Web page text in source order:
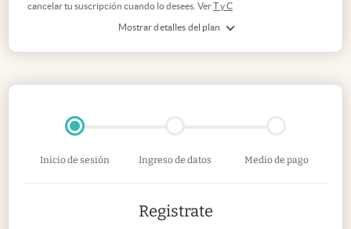
Mostrar detalles del plan
cancelar tu suscripción cuando lo desees. VerT y C
Inicio de sesión Ingreso de datos Medio de pago
Registrate